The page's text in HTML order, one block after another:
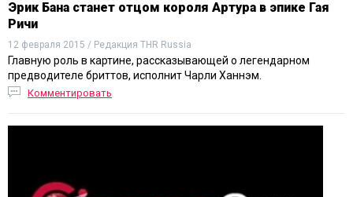
Эрик Бана станет отцом короля Артура в эпике Гая
Ричи
12 февраля 2015 / Редакция THR Russia
Главную роль в картине, рассказывающей о легендарном
предводителе бриттов, исполнит Чарли Ханнэм.
Комментировать